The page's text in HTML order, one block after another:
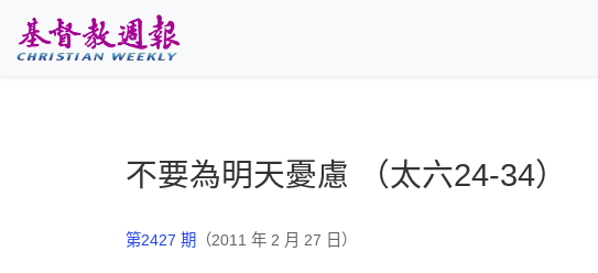
不要為明天憂慮 （太六24-34）
第2427 期 （2011 年 2 月 27 日）